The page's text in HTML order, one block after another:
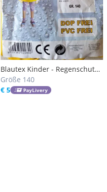
Blautex Kinder - Regenschutz,
Regenponcho, Regenmantel,
Regenüberhang, gelb Gr. 140
Größe 140
€ 5
PayLivery